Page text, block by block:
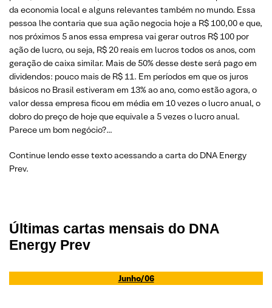
da economia local e alguns relevantes também no mundo. Essa
pessoa lhe contaria que sua ação negocia hoje a R$ 100,00 e que,
nos próximos 5 anos essa empresa vai gerar outros R$ 100 por
ação de lucro, ou seja, R$ 20 reais em lucros todos os anos, com
geração de caixa similar. Mais de 50% desse deste será pago em
dividendos: pouco mais de R$ 11. Em períodos em que os juros
básicos no Brasil estiveram em 13% ao ano, como estão agora, o
valor dessa empresa ficou em média em 10 vezes o lucro anual, o
dobro do preço de hoje que equivale a 5 vezes o lucro anual.
Parece um bom negócio?…
Continue lendo esse texto acessando a carta do DNA Energy
Prev.
Últimas cartas mensais do DNA
Energy Prev
Junho/06